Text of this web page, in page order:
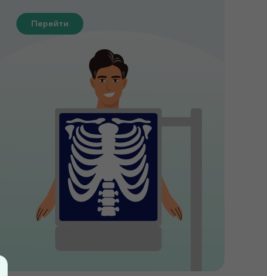
Перейти